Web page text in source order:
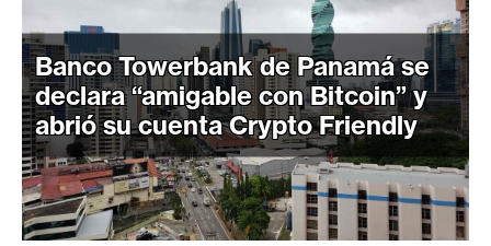
i
p
t
o
M
e
r
c
Banco Towerbank de Panamá se
declara “amigable con Bitcoin” y
abrió su cuenta Crypto Friendly